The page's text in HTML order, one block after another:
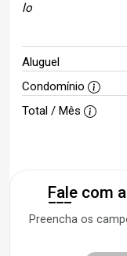
lo
Aluguel
Condomínio
Total / Mês
Fale com
Preencha os